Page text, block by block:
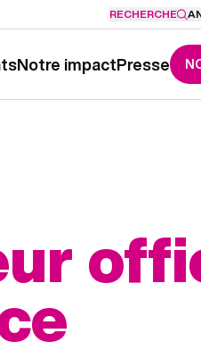
RECHERCHE
Notre impactPresse